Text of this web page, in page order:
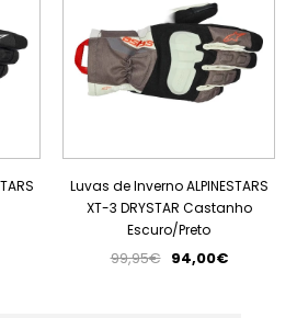
Luvas de Inverno ALPINESTARS
XT-3 DRYSTAR Castanho
Escuro/Preto
99,95€ 94,00€